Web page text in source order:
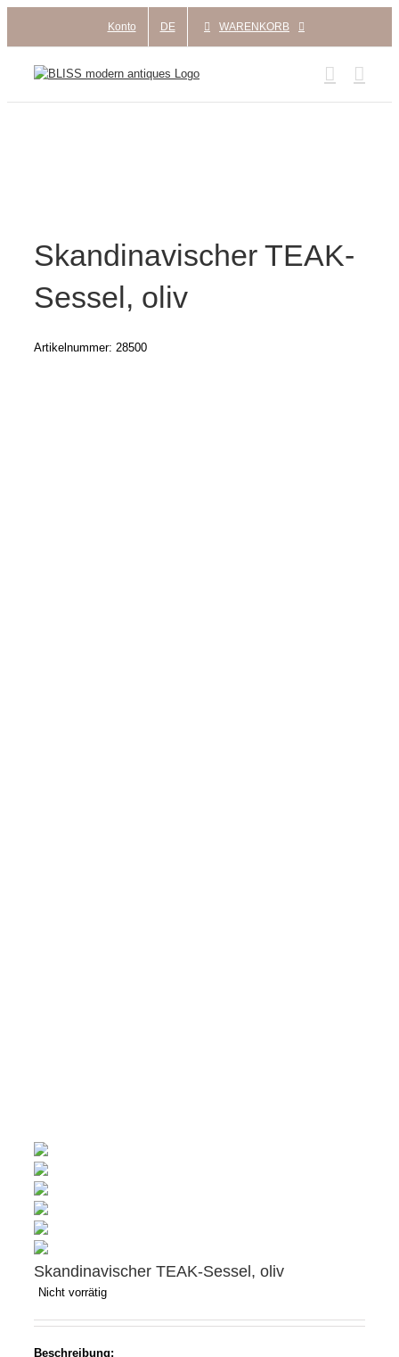
springen
Konto DE WARENKORB
Skandinavischer TEAK-
Sessel, oliv
Artikelnummer: 28500
Skandinavischer TEAK-Sessel, oliv
Nicht vorrätig
Beschreibung: